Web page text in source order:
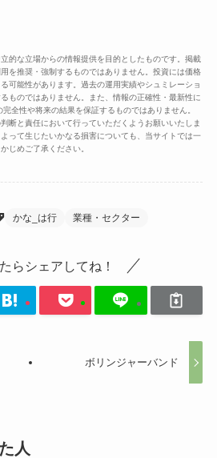
的な立場からの情報提供を目的としたものです。掲載
を推奨・強制するものではありません。投資には価格
可能性があります。過去の運用実績やシュミレーショ
ものではありません。また、情報の正確性・最新性に
全性や将来の結果を保証するものではありません。
断と責任において行っていただくようお願いいたしま
って生じたいかなる損害についても、当サイトでは一
じめご了承ください。
かな_は行 業種・セクター
らシェアしてね！
ボリンジャーバンド
人